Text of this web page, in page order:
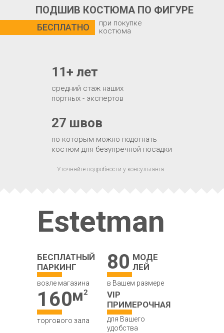
ПОДШИВ КОСТЮМА ПО ФИГУРЕ
БЕСПЛАТНО
по которым можно подогнать
костюм для безупречной посадки
27 швов
средний стаж наших
портных - экспертов
11+ лет
при покупке
костюма
Уточняйте подробности у консультанта
Estetman
БЕСПЛАТНЫЙ
ПАРКИНГ
возле магазина
80 МОДЕ
ЛЕЙ
в Вашем размере
160
торгового зала
VIP
ПРИМЕРОЧНАЯ
для Вашего
удобства